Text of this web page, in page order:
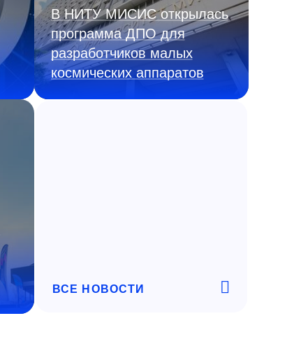
В НИТУ МИСИС открылась
программа ДПО для
разработчиков малых
космических аппаратов
ВСЕ НОВОСТИ